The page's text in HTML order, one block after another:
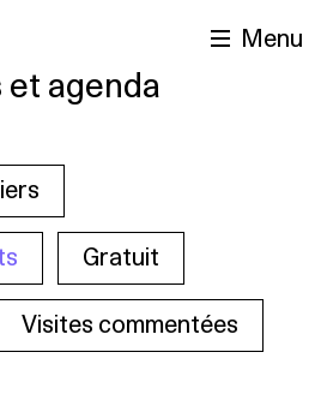
Menu
et agenda
Gratuit
Visites commentées